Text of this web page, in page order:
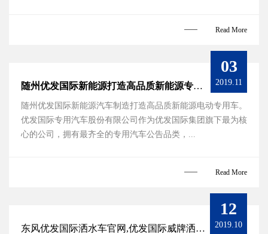
Read More
随州优发国际新能源打造高品质新能源专用车
随州优发国际新能源汽车制造打造高品质新能源电动专用车。
优发国际专用汽车股份有限公司作为优发国际集团旗下最为核
心的公司，拥有最齐全的专用汽车公告品类，...
03
2019.11
Read More
东风优发国际洒水车官网,优发国际威牌洒水车总部
12
2019.10